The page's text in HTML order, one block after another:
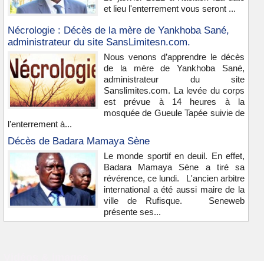
et lieu l'enterrement vous seront ...
Nécrologie : Décès de la mère de Yankhoba Sané,
administrateur du site SansLimitesn.com.
Nous venons d’apprendre le décès
de la mère de Yankhoba Sané,
administrateur du site
Sanslimites.com. La levée du corps
est prévue à 14 heures à la
mosquée de Gueule Tapée suivie de
l’enterrement à...
Décès de Badara Mamaya Sène
Le monde sportif en deuil. En effet,
Badara Mamaya Sène a tiré sa
révérence, ce lundi. L'ancien arbitre
international a été aussi maire de la
ville de Rufisque. Seneweb
présente ses...